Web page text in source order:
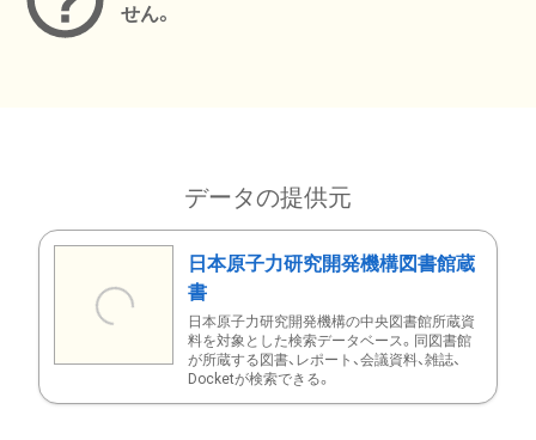
せん。
データの提供元
日本原子力研究開発機構図書館蔵
書
日本原子力研究開発機構の中央図書館所蔵資
料を対象とした検索データベース。同図書館
が所蔵する図書、レポート、会議資料、雑誌、
Docketが検索できる。